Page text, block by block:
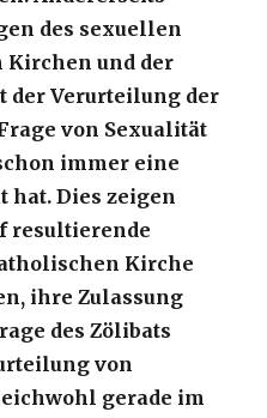
des sexuellen
Kirchen und der
der Verurteilung der
von Sexualität
immer eine
hat. Dies zeigen
resultierende
Kirche
ihre Zulassung
des Zölibats
von
gerade im